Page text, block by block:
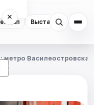
Выставки
×
☾
метро